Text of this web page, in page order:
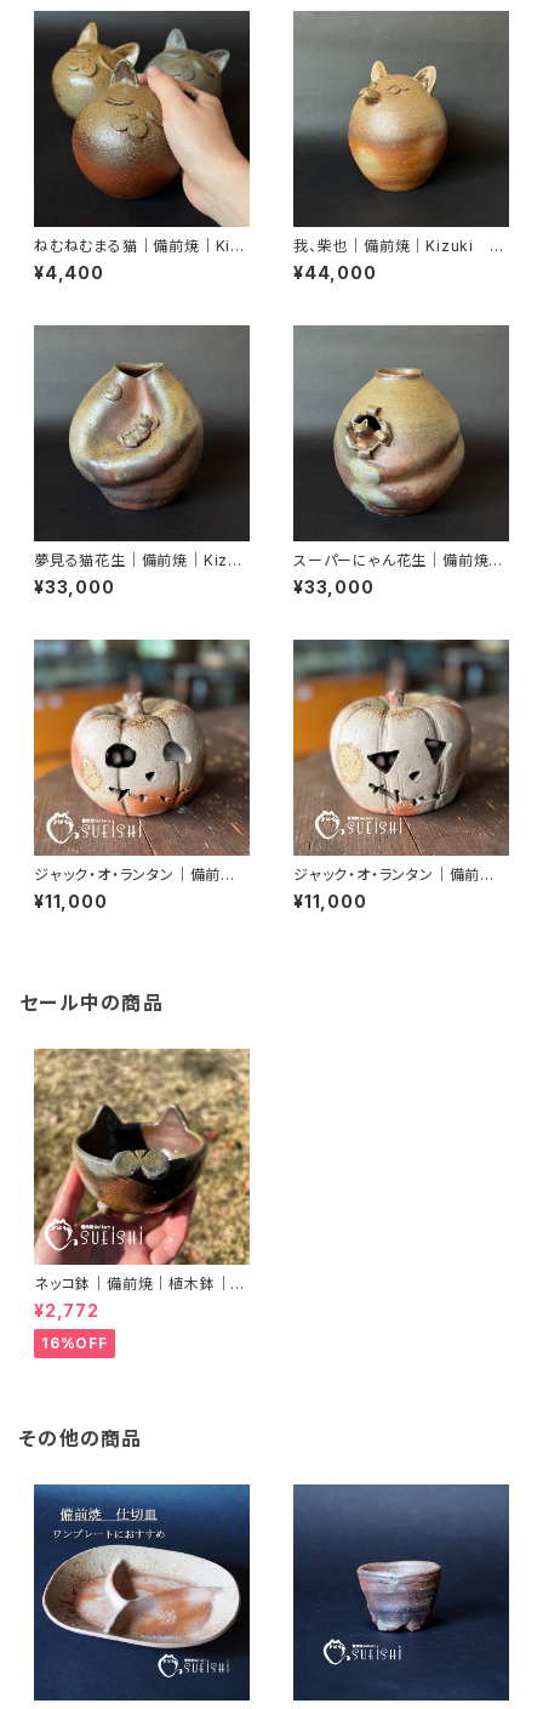
ねむねむまる猫｜備前焼｜Kizu
ki Miyako｜末石窯
¥4,400
我、柴也｜備前焼｜Kizuki Mi
yako｜末石窯
¥44,000
夢見る猫花生｜備前焼｜Kizuk
i Miyako｜末石窯
¥33,000
スーパーにゃん花生｜備前焼｜
Kizuki Miyako｜末石窯
¥33,000
ジャック・オ・ランタン｜備前焼
｜かぼちゃ｜ハロウィン
¥11,000
ジャック・オ・ランタン｜備前焼
｜かぼちゃ｜ハロウィン
¥11,000
セール中の商品
ネッコ鉢｜備前焼｜植木鉢｜ネ
コ型鉢｜多肉植物｜プランター
¥2,772
16%OFF
その他の商品